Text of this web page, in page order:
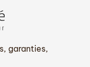
garanties,